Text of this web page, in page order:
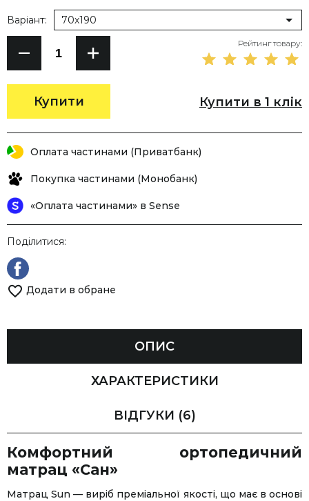
Купити
Варіант: 70х190
Рейтинг товару:
Купити в 1 клік
Оплата частинами (Приватбанк)
Покупка частинами (Монобанк)
«Оплата частинами» в Sense
Поділитися:
Додати в обране
ОПИС
ХАРАКТЕРИСТИКИ
ВІДГУКИ (6)
Комфортний ортопедичний
матрац «Сан»
Матрац Sun — виріб преміальної якості, що має в основі